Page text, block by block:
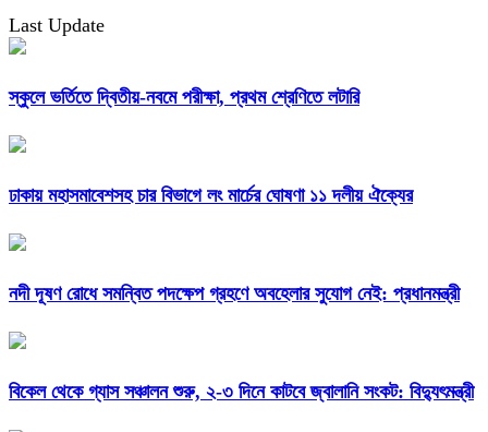
Last Update
স্কুলে ভর্তিতে দ্বিতীয়-নবমে পরীক্ষা, প্রথম শ্রেণিতে লটারি
ঢাকায় মহাসমাবেশসহ চার বিভাগে লং মার্চের ঘোষণা ১১ দলীয় ঐক্যের
নদী দূষণ রোধে সমন্বিত পদক্ষেপ গ্রহণে অবহেলার সুযোগ নেই: প্রধানমন্ত্রী
বিকেল থেকে গ্যাস সঞ্চালন শুরু, ২-৩ দিনে কাটবে জ্বালানি সংকট: বিদ্যুৎমন্ত্রী